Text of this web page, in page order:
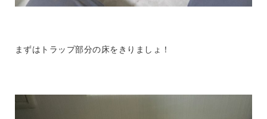
まずはトラップ部分の床をきりましょ！